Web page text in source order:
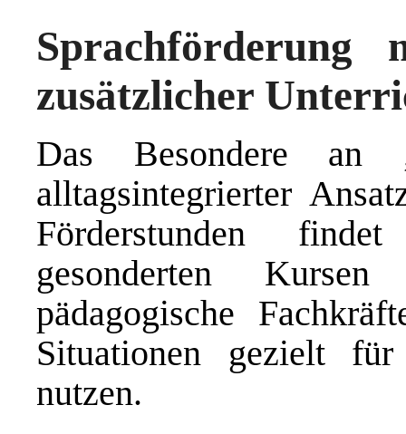
zusätzlicher
Das Besondere an
alltagsintegrierter
Förderstunden
gesonderten
pädagogische
Situationen gezielt
nutzen.